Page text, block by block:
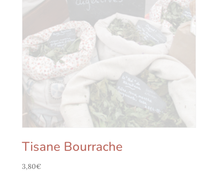
Tisane Bourrache
3,80€